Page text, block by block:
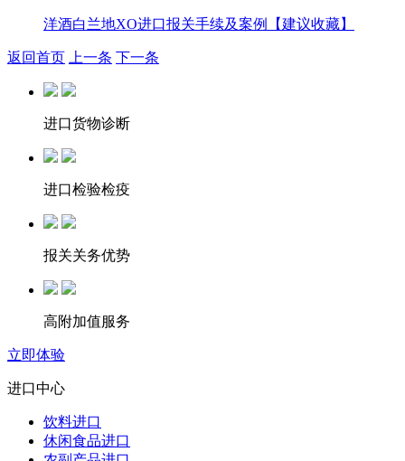
洋酒白兰地XO进口报关手续及案例【建议收藏】
返回首页 上一条 下一条
进口货物诊断
进口检验检疫
报关关务优势
高附加值服务
立即体验
进口中心
饮料进口
休闲食品进口